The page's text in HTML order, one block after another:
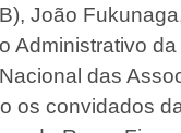
João
Administrativo
das
os convidados